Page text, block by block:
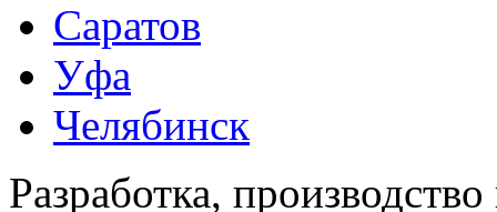
Саратов
Уфа
Челябинск
Разработка,